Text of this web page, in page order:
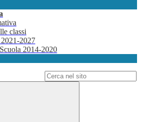
classi
2027
2014-2020